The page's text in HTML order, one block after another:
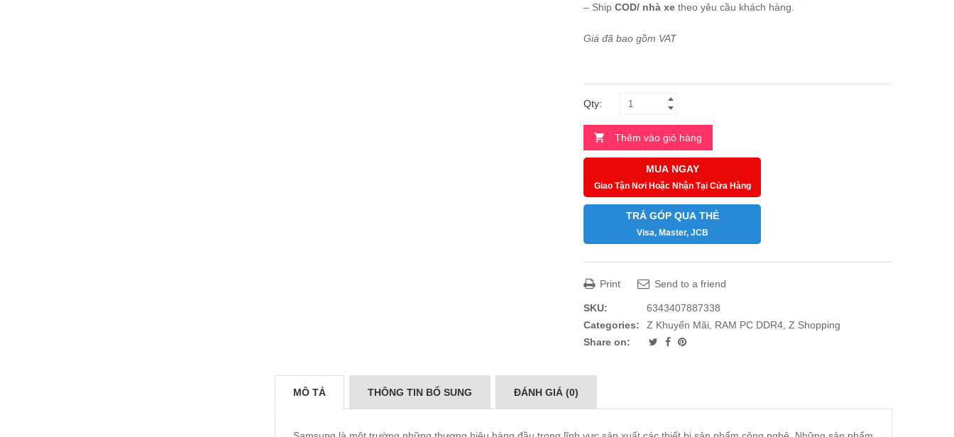
– Ship COD/ nhà xe theo yêu cầu khách hàng.
Giá đã bao gồm VAT
Qty:
Thêm vào giỏ hàng
MUA NGAY
Giao Tận Nơi Hoặc Nhận Tại Cửa Hàng
TRẢ GÓP QUA THẺ
Visa, Master, JCB
Print Send to a friend
SKU:
6343407887338
Categories:
Z Khuyến Mãi, RAM PC DDR4, Z Shopping
Share on:
MÔ TẢ THÔNG TIN BỔ SUNG ĐÁNH GIÁ (0)